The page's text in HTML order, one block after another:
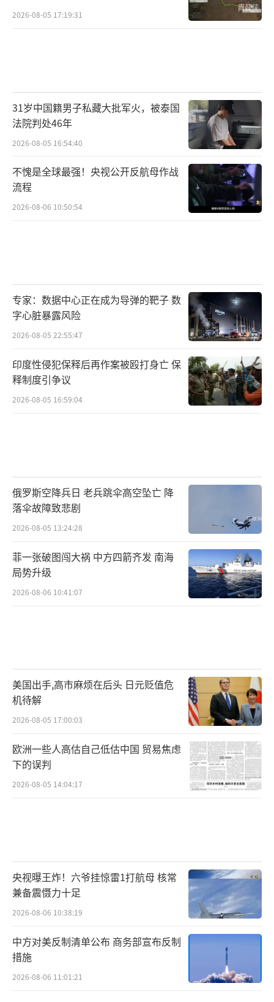
能采取行动，就可能选择让步以避免冲突。
的存在本身就能对对方的决策产生重大影响。
双方实际上都在进行一场赌博，押注于彼此对
风险的恐惧程度谁更高。
当前的中东情势犹如两人在悬崖边翩然起
舞。美国试图依靠实力控制局势，促使伊朗先
行后退；而伊朗则以强大的反制能力施压，希
此波动。
从宏观角度来看，这场对峙背后隐藏着另
外的难题。美国集中大量军事资源于中东，导
续保持高强度战备状态，其国内经济负担也会
加重。双方的角逐手段各异，耗费也有所不
都不是单纯的力量较量，而是持久性与投入成
本的比拼。眼前展现的可能是航母和导弹，但
最终影响局势的仍是背后的判断能力与心态。
接下来的局势十分实际：是双方再度坐到
谈判桌前，逐步缓解紧张氛围，还是某个突发
事件导致局势失控？海面上的钢铁舰队及电磁
（责任编辑：卢其龙 CM0882）
2026-08-05 17:19:31
31岁中国籍男子私藏大批军火，被泰国
法院判处46年
2026-08-05 16:54:40
不愧是全球最强！央视公开反航母作战
流程
2026-08-06 10:50:54
专家：数据中心正在成为导弹的靶子 数
字心脏暴露风险
2026-08-05 22:55:47
印度性侵犯保释后再作案被殴打身亡 保
释制度引争议
2026-08-05 16:59:04
俄罗斯空降兵日 老兵跳伞高空坠亡 降
落伞故障致悲剧
2026-08-05 13:24:28
菲一张破图闯大祸 中方四箭齐发 南海
局势升级
2026-08-06 10:41:07
美国出手,高市麻烦在后头 日元贬值危
机待解
2026-08-05 17:00:03
欧洲一些人高估自己低估中国 贸易焦虑
下的误判
2026-08-05 14:04:17
央视曝王炸！六爷挂惊雷1打航母 核常
兼备震慑力十足
2026-08-06 10:38:19
中方对美反制清单公布 商务部宣布反制
措施
2026-08-06 11:01:21